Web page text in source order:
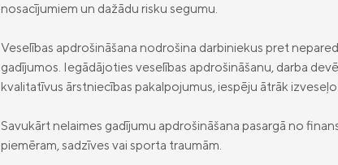
nosacījumiem un dažādu risku segumu.
Veselības apdrošināšana nodrošina darbiniekus pret
gadījumos. Iegādājoties veselības apdrošināšanu, darba
kvalitatīvus ārstniecības pakalpojumus, iespēju ātrāk
Savukārt nelaimes gadījumu apdrošināšana pasargā no
piemēram, sadzīves vai sporta traumām.